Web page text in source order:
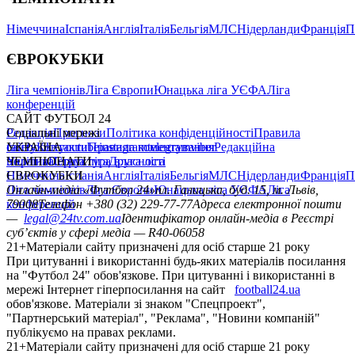
НімеччинаІспаніяАнгліяІталіяБельгіяМЛСНідерландиФранція
ЄВРОКУБКИ
Ліга чемпіонівЛіга ЄвропиЮнацька ліга УЄФАЛіга
конференцій
САЙТ ФУТБОЛ 24
РедакціяПрогнозиПолітика конфіденційностіПравила
сайтуКонтактиПравила коментуванняРедакційна
політикаСтруктура власності
Соціальні мережі
facebookxyoutubeinstagramtelegramviber
УКРАЇНА
УкраїнаПерша лігаДруга ліга
ЧЕМПІОНАТИ
НімеччинаІспаніяАнгліяІталіяБельгіяМЛСНідерландиФранція
ЄВРОКУБКИ
Ліга чемпіонівЛіга ЄвропиЮнацька ліга УЄФАЛіга
конференцій
Онлайн-медіа «Футбол 24»пл. Галицька, буд. 15, м. Львів,
79008Телефон +380 (32) 229-77-77Адреса електронної пошти
— legal@24tv.com.uaІдентифікатор онлайн-медіа в Реєстрі
суб’єктів у сфері медіа — R40-06058
21+Матеріали сайту призначені для осіб старше 21 року
При цитуванні і використанні будь-яких матеріалів посилання
на "Футбол 24" обов'язкове. При цитуванні і використанні в
мережі Інтернет гіперпосилання на сайт
football24.ua
обов'язкове. Матеріали зі знаком "Спецпроект",
"Партнерський матеріал", "Реклама", "Новини компаній"
публікуємо на правах реклами.
21+Матеріали сайту призначені для осіб старше 21 року